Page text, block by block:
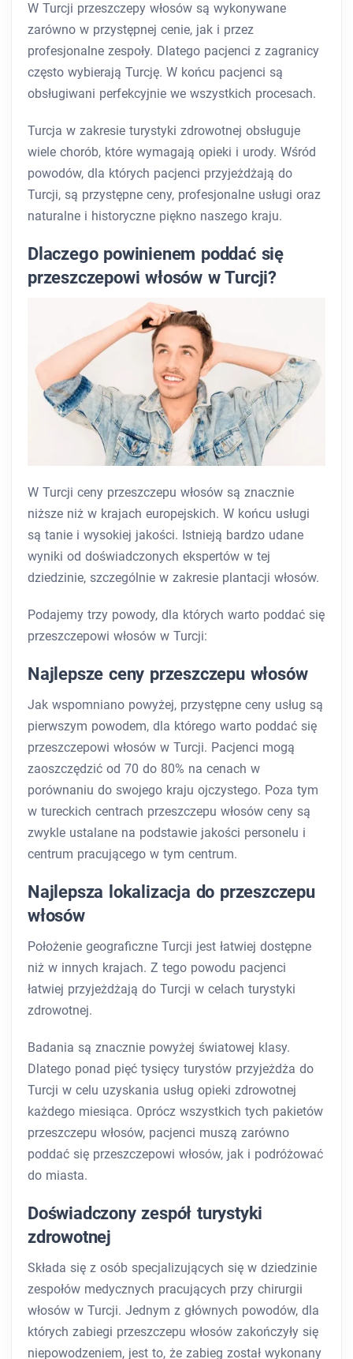
W Turcji przeszczepy włosów są wykonywane
zarówno w przystępnej cenie, jak i przez
profesjonalne zespoły. Dlatego pacjenci z zagranicy
często wybierają Turcję. W końcu pacjenci są
obsługiwani perfekcyjnie we wszystkich procesach.
Turcja w zakresie turystyki zdrowotnej obsługuje
wiele chorób, które wymagają opieki i urody. Wśród
powodów, dla których pacjenci przyjeżdżają do
Turcji, są przystępne ceny, profesjonalne usługi oraz
naturalne i historyczne piękno naszego kraju.
Dlaczego powinienem poddać się
przeszczepowi włosów w Turcji?
W Turcji ceny przeszczepu włosów są znacznie
niższe niż w krajach europejskich. W końcu usługi
są tanie i wysokiej jakości. Istnieją bardzo udane
wyniki od doświadczonych ekspertów w tej
dziedzinie, szczególnie w zakresie plantacji włosów.
Podajemy trzy powody, dla których warto poddać się
przeszczepowi włosów w Turcji:
Najlepsze ceny przeszczepu włosów
Jak wspomniano powyżej, przystępne ceny usług są
pierwszym powodem, dla którego warto poddać się
przeszczepowi włosów w Turcji. Pacjenci mogą
zaoszczędzić od 70 do 80% na cenach w
porównaniu do swojego kraju ojczystego. Poza tym
w tureckich centrach przeszczepu włosów ceny są
zwykle ustalane na podstawie jakości personelu i
centrum pracującego w tym centrum.
Najlepsza lokalizacja do przeszczepu
włosów
Położenie geograficzne Turcji jest łatwiej dostępne
niż w innych krajach. Z tego powodu pacjenci
łatwiej przyjeżdżają do Turcji w celach turystyki
zdrowotnej.
Badania są znacznie powyżej światowej klasy.
Dlatego ponad pięć tysięcy turystów przyjeżdża do
Turcji w celu uzyskania usług opieki zdrowotnej
każdego miesiąca. Oprócz wszystkich tych pakietów
przeszczepu włosów, pacjenci muszą zarówno
poddać się przeszczepowi włosów, jak i podróżować
do miasta.
Doświadczony zespół turystyki
zdrowotnej
Składa się z osób specjalizujących się w dziedzinie
zespołów medycznych pracujących przy chirurgii
włosów w Turcji. Jednym z głównych powodów, dla
których zabiegi przeszczepu włosów zakończyły się
niepowodzeniem, jest to, że zabieg został wykonany